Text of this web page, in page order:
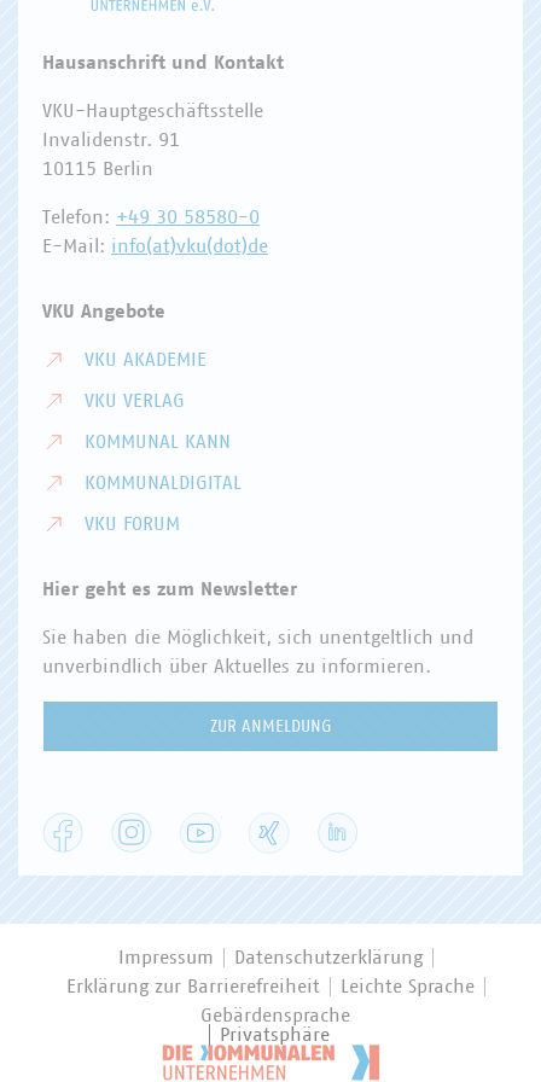
Hausanschrift und Kontakt
VKU-Hauptgeschäftsstelle
Invalidenstr. 91
10115 Berlin
Telefon: +49 30 58580-0
E-Mail: info(at)vku(dot)de
VKU Angebote
VKU AKADEMIE
VKU VERLAG
KOMMUNAL KANN
KOMMUNALDIGITAL
VKU FORUM
Hier geht es zum Newsletter
Sie haben die Möglichkeit, sich unentgeltlich und
unverbindlich über Aktuelles zu informieren.
ZUR ANMELDUNG
Facebook Instagram YouTube
Impressum
Datenschutzerklärung
Erklärung zur Barrierefreiheit
Leichte Sprache
Gebärdensprache
Privatsphäre